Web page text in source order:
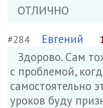
ОТЛИЧНО
#284 Евгений
Здорово. Сам
с проблемой,
самостоятельно
уроков буду